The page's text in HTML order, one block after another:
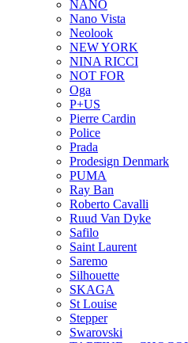
NANO
Nano Vista
Neolook
NEW YORK
NINA RICCI
NOT FOR
Oga
P+US
Pierre Cardin
Police
Prada
Prodesign Denmark
PUMA
Ray Ban
Roberto Cavalli
Ruud Van Dyke
Safilo
Saint Laurent
Saremo
Silhouette
SKAGA
St Louise
Stepper
Swarovski